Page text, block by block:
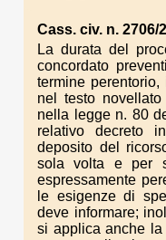
Cass. civ. n. 2706/
La durata del
concordato
termine
nel testo
nella legge n. 80
relativo decreto
deposito del
sola volta e per
espressamente
le esigenze di
deve informare;
si applica anche